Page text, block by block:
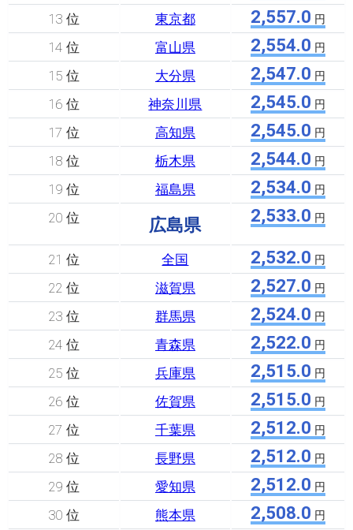
13 位 東京都 2,557.0 円
14 位 富山県 2,554.0 円
15 位 大分県 2,547.0 円
16 位 神奈川県 2,545.0 円
17 位 高知県 2,545.0 円
18 位 栃木県 2,544.0 円
19 位 福島県 2,534.0 円
20 位 広島県 2,533.0 円
21 位 全国 2,532.0 円
22 位 滋賀県 2,527.0 円
23 位 群馬県 2,524.0 円
24 位 青森県 2,522.0 円
25 位 兵庫県 2,515.0 円
26 位 佐賀県 2,515.0 円
27 位 千葉県 2,512.0 円
28 位 長野県 2,512.0 円
29 位 愛知県 2,512.0 円
30 位 熊本県 2,508.0 円